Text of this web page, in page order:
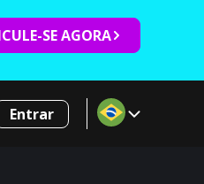
SE AGORA
Entrar